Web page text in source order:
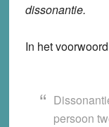
dissonantie.
In het
persoon